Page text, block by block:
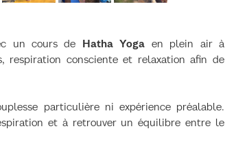
un cours de Hatha Yoga en plein air à
respiration consciente et relaxation afin de
particulière ni expérience préalable.
et à retrouver un équilibre entre le